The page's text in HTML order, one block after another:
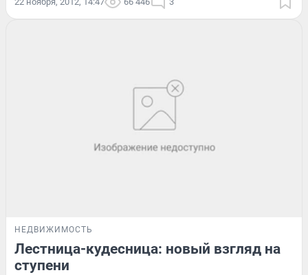
НЕДВИЖИМОСТЬ
Лестница-кудесница: новый взгляд на
ступени